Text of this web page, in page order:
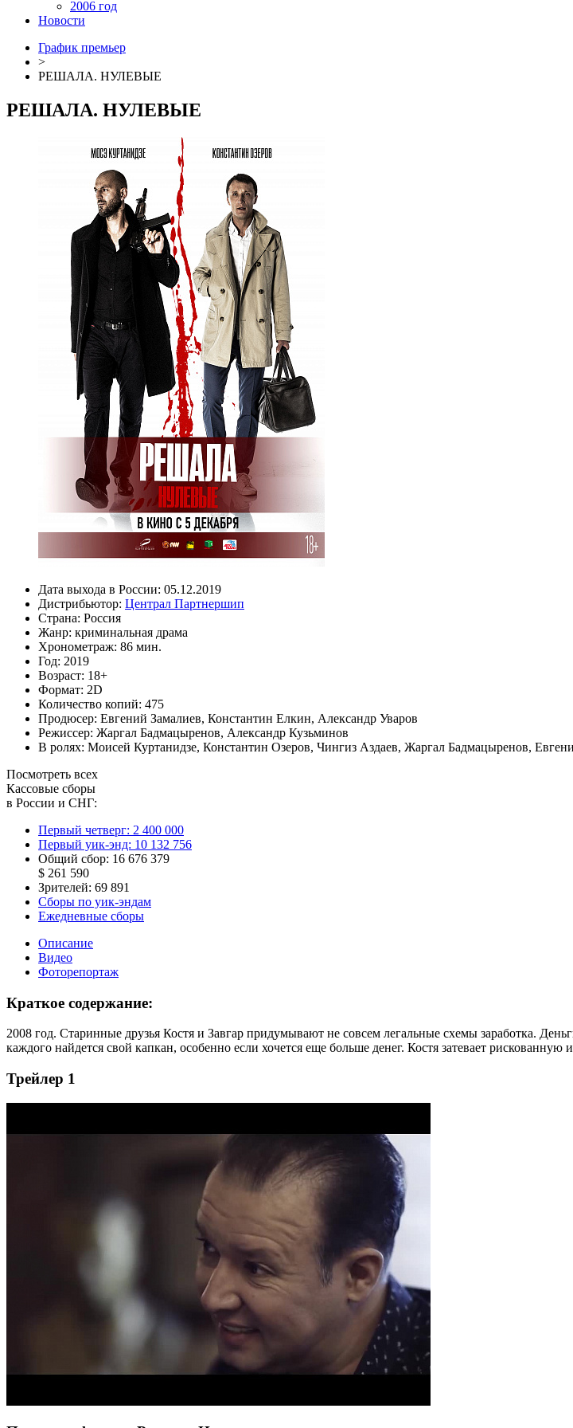
2006 год
Новости
График премьер
>
РЕШАЛА. НУЛЕВЫЕ
РЕШАЛА. НУЛЕВЫЕ
Дата выхода в России: 05.12.2019
Дистрибьютор: Централ Партнершип
Страна: Россия
Жанр: криминальная драма
Хронометраж: 86 мин.
Год: 2019
Возраст: 18+
Формат: 2D
Количество копий: 475
Продюсер: Евгений Замалиев, Константин Елкин, Александр Уваров
Режиссер: Жаргал Бадмацыренов, Александр Кузьминов
В ролях: Моисей Куртанидзе, Константин Озеров, Чингиз Аздаев, Жаргал Бадмацыренов,
Посмотреть всех
Кассовые сборы
в России и СНГ:
Первый четверг: 2 400 000
Первый уик-энд: 10 132 756
Общий сбор: 16 676 379
$ 261 590
Зрителей: 69 891
Сборы по уик-эндам
Ежедневные сборы
Описание
Видео
Фоторепортаж
Краткое содержание:
2008 год. Старинные друзья Костя и Завгар придумывают не совсем легальные схемы заработка.
каждого найдется свой капкан, особенно если хочется еще больше денег. Костя затевает
Трейлер 1